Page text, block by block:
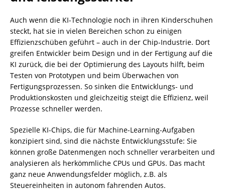
Auch wenn die KI-Technologie noch in ihren Kinderschuhen
steckt, hat sie in vielen Bereichen schon zu einigen
Effizienzschüben geführt – auch in der Chip-Industrie. Dort
greifen Entwickler beim Design und in der Fertigung auf die
KI zurück, die bei der Optimierung des Layouts hilft, beim
Testen von Prototypen und beim Überwachen von
Fertigungsprozessen. So sinken die Entwicklungs- und
Produktionskosten und gleichzeitig steigt die Effizienz, weil
Prozesse schneller werden.
Spezielle KI-Chips, die für Machine-Learning-Aufgaben
konzipiert sind, sind die nächste Entwicklungsstufe: Sie
können große Datenmengen noch schneller verarbeiten und
analysieren als herkömmliche CPUs und GPUs. Das macht
ganz neue Anwendungsfelder möglich, z.B. als
Steuereinheiten in autonom fahrenden Autos.